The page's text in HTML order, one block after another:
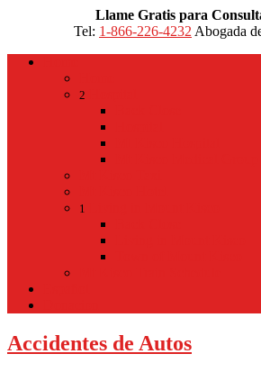
Llame Gratis para
Tel: 1-866-226-4232 Abogada
2
1
Accidentes de Autos